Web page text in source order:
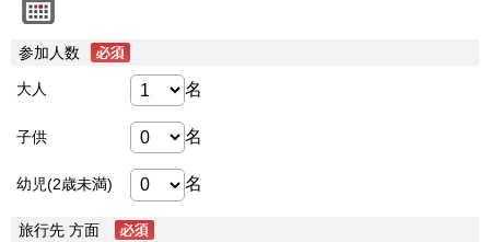
参加人数
大人 名
子供 名
幼児(2歳未満) 名
旅行先 方面